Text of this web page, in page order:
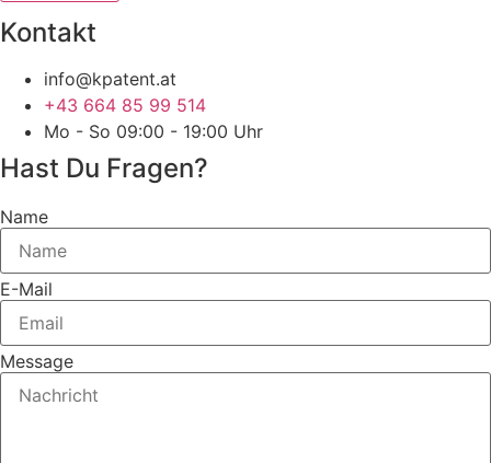
Kontakt
info@kpatent.at
+43 664 85 99 514
Mo - So 09:00 - 19:00 Uhr
Hast Du Fragen?
Name
E-Mail
Message